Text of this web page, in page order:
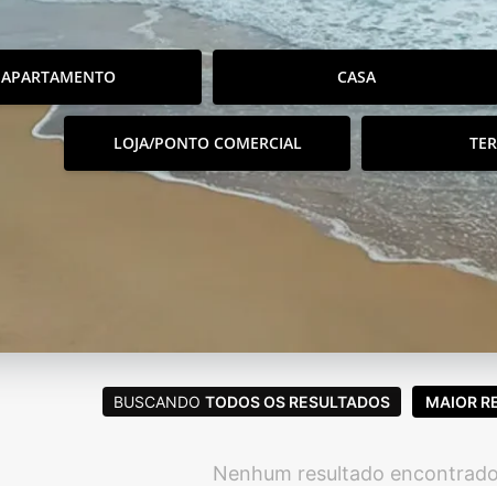
APARTAMENTO CASA
LOJA/PONTO COMERCIAL
BUSCANDO TODOS OS RESULTADOS MAIOR
Nenhum resultado encontrado